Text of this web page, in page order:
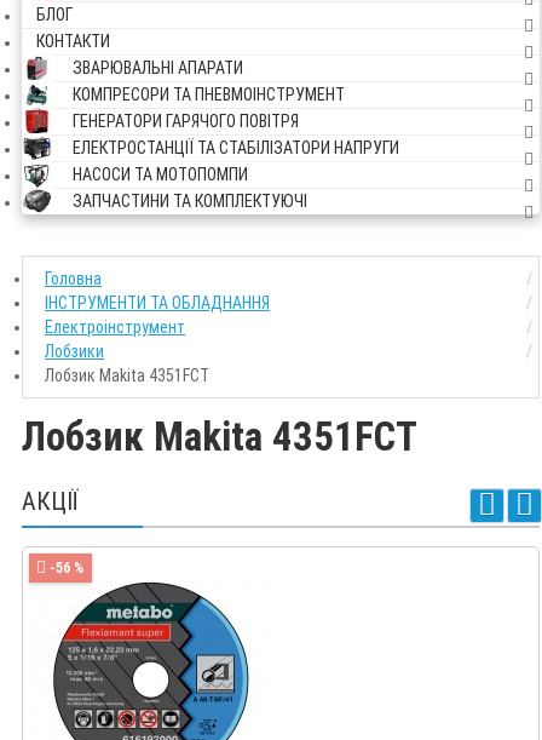
БЛОГ
КОНТАКТИ
ЗВАРЮВАЛЬНІ АПАРАТИ
КОМПРЕСОРИ ТА ПНЕВМОІНСТРУМЕНТ
ГЕНЕРАТОРИ ГАРЯЧОГО ПОВІТРЯ
ЕЛЕКТРОСТАНЦІЇ ТА СТАБІЛІЗАТОРИ НАПРУГИ
НАСОСИ ТА МОТОПОМПИ
ЗАПЧАСТИНИ ТА КОМПЛЕКТУЮЧІ
Головна
ІНСТРУМЕНТИ ТА ОБЛАДНАННЯ
Електроінструмент
Лобзики
Лобзик Makita 4351FCТ
Лобзик Makita 4351FCТ
АКЦІЇ
-56 %